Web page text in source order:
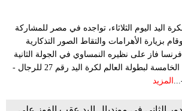
اليد اليوم الثلاثاء، تواجده في مصر للمشاركة
بزيارة الأهرامات والتقاط الصور التذكارية
فاز على نظيره النمساوي في الجولة الثانية
من مباريات المجموعة الخامسة لبطولة العالم لكرة اليد رقم 27 للرجال -
المزيد